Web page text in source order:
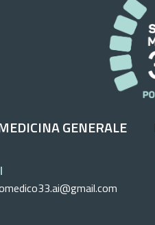
GENERALE